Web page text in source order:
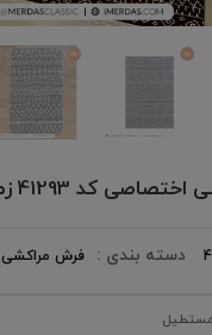
کد 41293 زمینه مشکی
دسته بندی : فرش مراکشی